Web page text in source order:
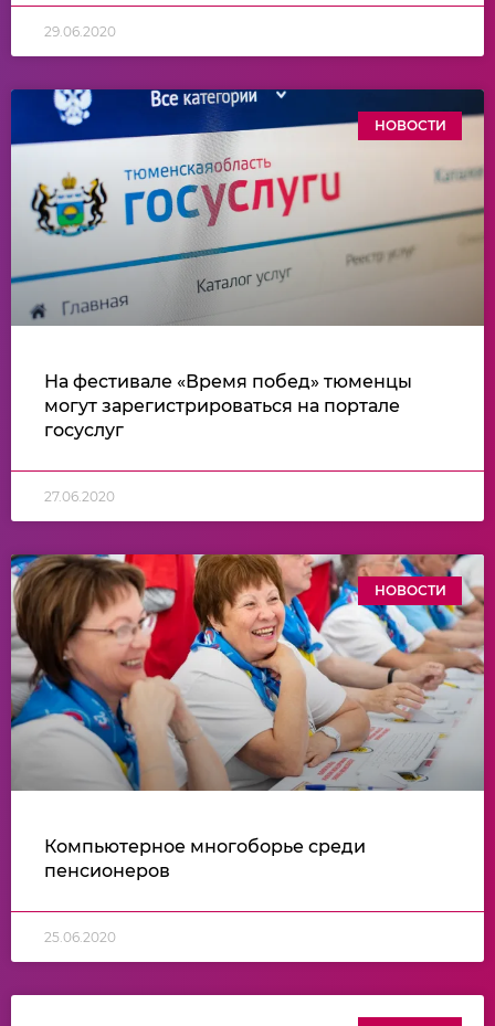
29.06.2020
НОВОСТИ
На фестивале «Время побед» тюменцы
могут зарегистрироваться на портале
госуслуг
27.06.2020
НОВОСТИ
Компьютерное многоборье среди
пенсионеров
25.06.2020